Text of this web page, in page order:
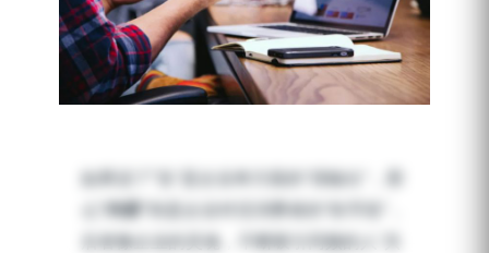
时，如何搭建内容营销体
系？
发布时间：2024-04-26 | 阅读时长：3 分钟
如果说“广告”是企业单方面的“强输出”，那
“内容”
则是企业对话消费者的“软手段”，
后者像企业的灵魂，不断吸引同频的人“共